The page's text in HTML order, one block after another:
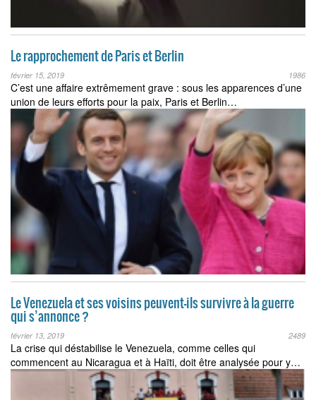
Le rapprochement de Paris et Berlin
février 15, 2019 1986
C’est une affaire extrêmement grave : sous les apparences d’une
union de leurs efforts pour la paix, Paris et Berlin…
Le Venezuela et ses voisins peuvent-ils survivre à la guerre
qui s’annonce ?
février 13, 2019 2489
La crise qui déstabilise le Venezuela, comme celles qui
commencent au Nicaragua et à Haïti, doit être analysée pour y…